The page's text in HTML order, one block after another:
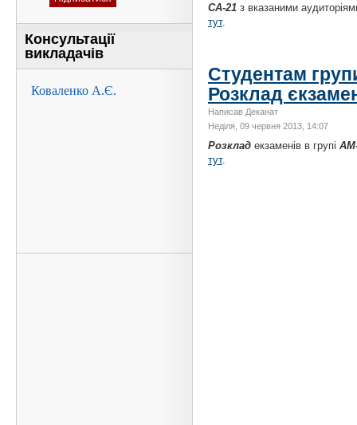
СА-21 з вказаними
тут.
Студентам
Розклад
Написав Деканат
Неділя, 09 червня 2013, 14:07
Розклад екзаменів в групі
тут.
Консультації
викладачів